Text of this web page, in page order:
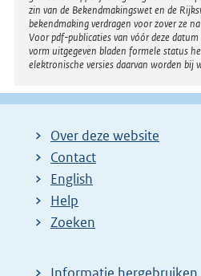
e
l
i
n
k
zin van de Bekendmakingswet en de
bekendmaking verdragen voor zover ze
Voor pdf-publicaties van vóór deze
vorm uitgegeven bladen formele status
elektronische versies daarvan worden bij
Over deze website
Contact
English
Help
Zoeken